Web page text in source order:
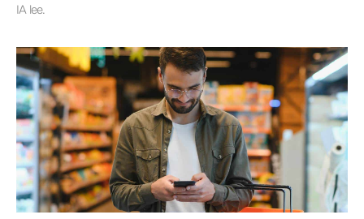
IA lee.